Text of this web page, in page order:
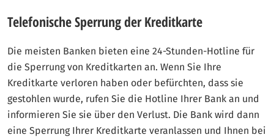
Telefonische Sperrung der Kreditkarte
Die meisten Banken bieten eine 24-Stunden-Hotline für
die Sperrung von Kreditkarten an. Wenn Sie Ihre
Kreditkarte verloren haben oder befürchten, dass sie
gestohlen wurde, rufen Sie die Hotline Ihrer Bank an und
informieren Sie sie über den Verlust. Die Bank wird dann
eine Sperrung Ihrer Kreditkarte veranlassen und Ihnen bei